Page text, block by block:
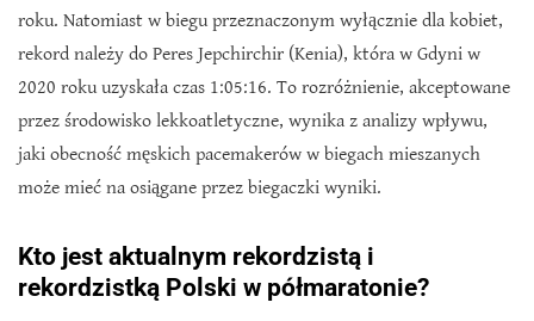
roku. Natomiast w biegu przeznaczonym wyłącznie dla kobiet,
rekord należy do Peres Jepchirchir (Kenia), która w Gdyni w
2020 roku uzyskała czas 1:05:16. To rozróżnienie, akceptowane
przez środowisko lekkoatletyczne, wynika z analizy wpływu,
jaki obecność męskich pacemakerów w biegach mieszanych
może mieć na osiągane przez biegaczki wyniki.
Kto jest aktualnym rekordzistą i
rekordzistką Polski w półmaratonie?